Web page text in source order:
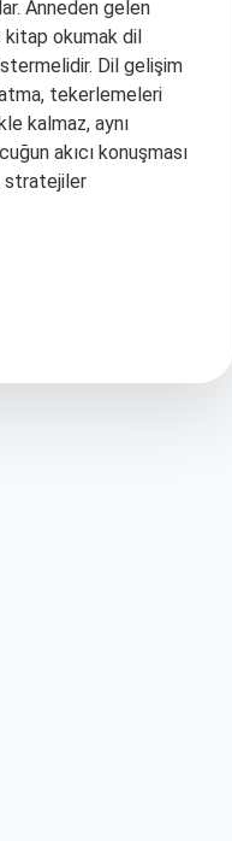
Anneden gelen
kitap okumak dil
Dil gelişim
tekerlemeleri
kalmaz, aynı
akıcı konuşması
stratejiler